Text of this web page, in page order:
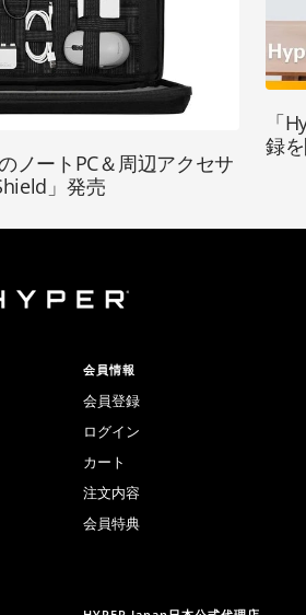
ノートPC＆周辺アクセサ
」発売
「
録
会員情報
会員登録
ログイン
カート
注文内容
会員特典